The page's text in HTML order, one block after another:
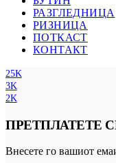
РАЗГЛЕДНИЦА
РИЗНИЦА
ПОТКАСТ
КОНТАКТ
25K
3K
2K
ПРЕТПЛАТЕТЕ
Внесете го вашиот